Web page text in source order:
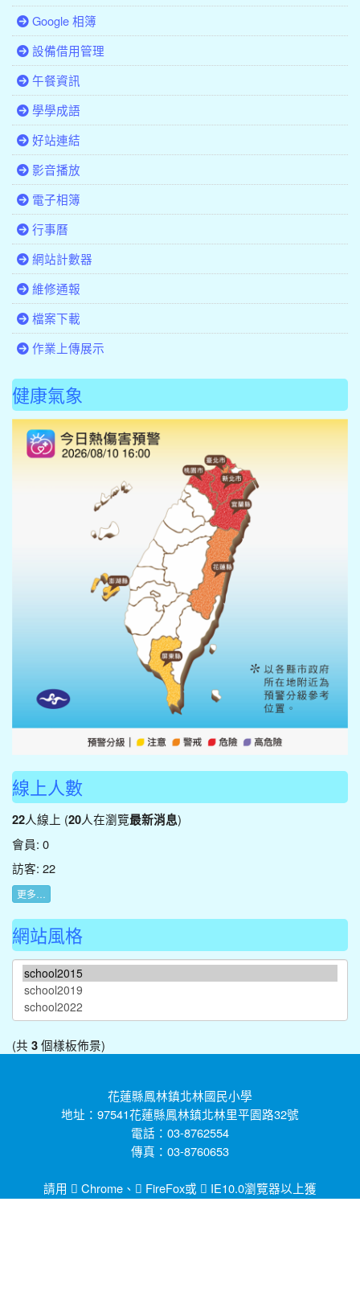
Google 相簿
設備借用管理
午餐資訊
學學成語
好站連結
影音播放
電子相簿
行事曆
網站計數器
維修通報
檔案下載
作業上傳展示
健康氣象
線上人數
22人線上 (20人在瀏覽最新消息)
會員: 0
訪客: 22
更多…
網站風格
(共 3個樣板佈景)
花蓮縣鳳林鎮北林國民小學
地址：97541花蓮縣鳳林鎮北林里平園路32號
電話：03-8762554
傳真：03-8760653
請用 Chrome 、 FireFox或
IE10.0瀏覽器以上獲